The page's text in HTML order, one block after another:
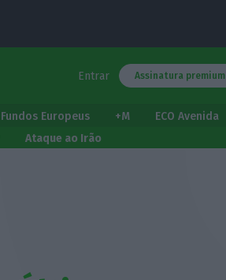
Entrar Assinatura premium
Fundos Europeus +M
ECO Avenida
Ataque ao Irão